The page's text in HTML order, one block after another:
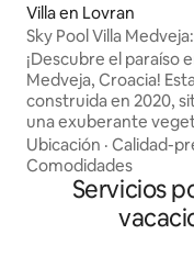
Villa en Lovran
Sky Pool Villa
climatizada, spa,
¡Descubre el paraíso
Medveja, Croacia! Esta villa de lujo
construida en 2020,
una exuberante
una piscina infinita
impresionantes vistas
Quarnaro. Disfruta del jacuzzi, la sauna y
la barbacoa al aire
terraza y el jardín
Ubicación · Calidad-
Comodidades
Servicios